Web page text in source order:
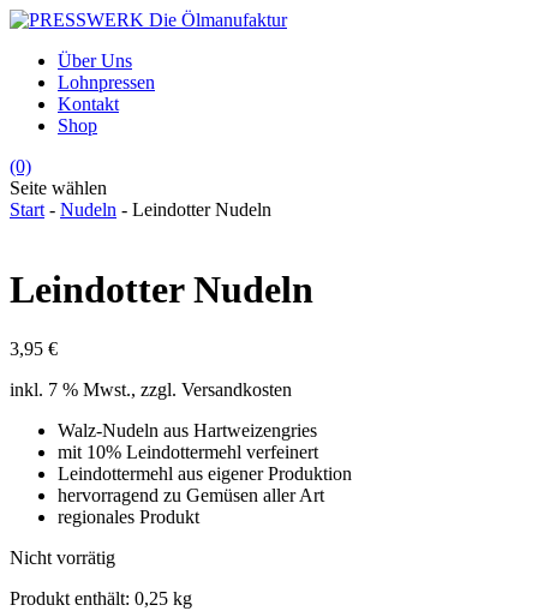
Über Uns
Lohnpressen
Kontakt
Shop
(0)
Seite wählen
Start - Nudeln - Leindotter Nudeln
Leindotter Nudeln
3,95 €
inkl. 7 % Mwst., zzgl. Versandkosten
Walz-Nudeln aus Hartweizengries
mit 10% Leindottermehl verfeinert
Leindottermehl aus eigener Produktion
hervorragend zu Gemüsen aller Art
regionales Produkt
Nicht vorrätig
Produkt enthält: 0,25 kg